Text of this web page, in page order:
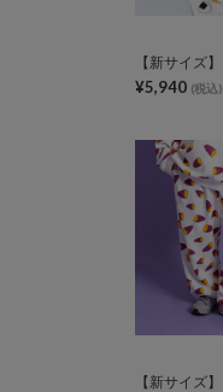
¥5,940 (税込)